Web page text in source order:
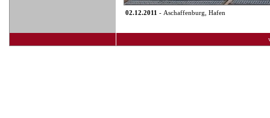
02.12.2011 - Aschaffenburg, Hafen